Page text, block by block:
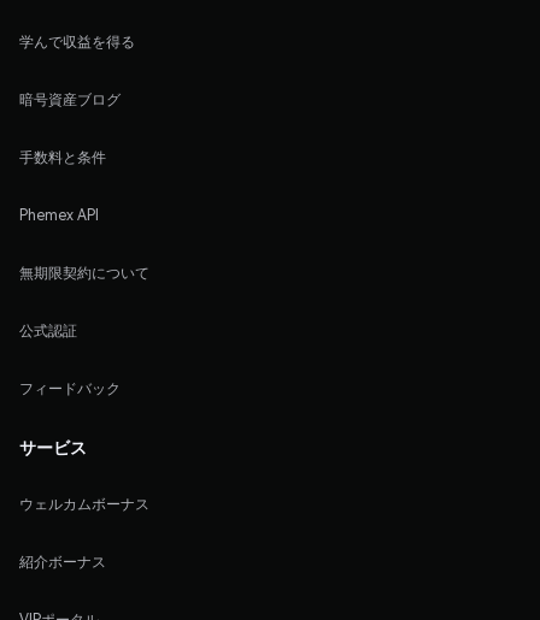
学んで収益を得る
暗号資産ブログ
手数料と条件
Phemex API
無期限契約について
公式認証
フィードバック
サービス
ウェルカムボーナス
紹介ボーナス